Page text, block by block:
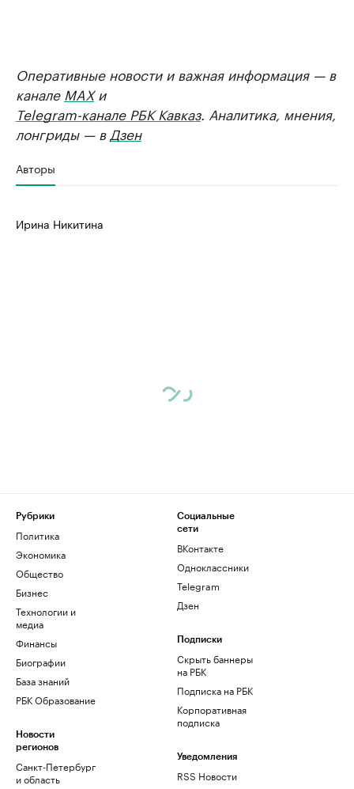
Оперативные новости и важная информация — в
канале MAXи
Telegram-канале РБК Кавказ. Аналитика, мнения,
лонгриды — в Дзен
Авторы
Ирина Никитина
Рубрики
Политика
Экономика
Общество
Бизнес
Технологии и
медиа
Финансы
Биографии
База знаний
РБК Образование
Новости
регионов
Санкт-Петербург
и область
Социальные
сети
ВКонтакте
Одноклассники
Telegram
Дзен
Подписки
Скрыть баннеры
на РБК
Подписка на РБК
Корпоративная
подписка
Уведомления
RSS Новости